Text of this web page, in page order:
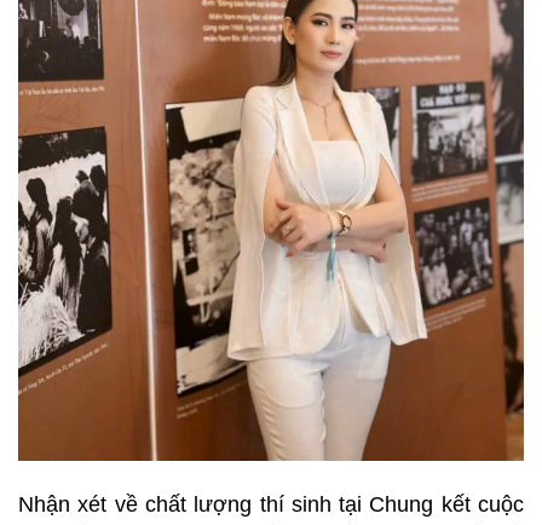
Nhận xét về chất lượng thí sinh tại Chung kết cuộc